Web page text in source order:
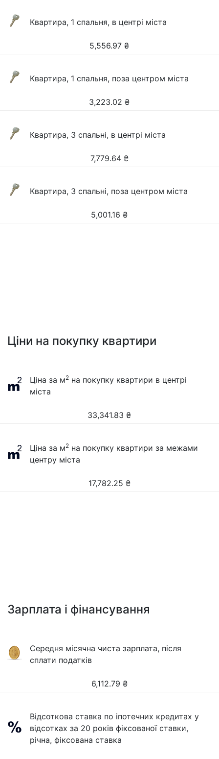
Квартира, 1 спальня, в центрі міста
5,556.97 ₴
Квартира, 1 спальня, поза центром міста
3,223.02 ₴
Квартира, 3 спальні, в центрі міста
7,779.64 ₴
Квартира, 3 спальні, поза центром міста
5,001.16 ₴
Ціни на покупку квартири
Ціна за м2 на покупку квартири в центрі
міста
33,341.83 ₴
Ціна за м2 на покупку квартири за межами
центру міста
17,782.25 ₴
Зарплата і фінансування
Середня місячна чиста зарплата, після
сплати податків
6,112.79 ₴
Відсоткова ставка по іпотечних кредитах у
відсотках за 20 років фіксованої ставки,
річна, фіксована ставка